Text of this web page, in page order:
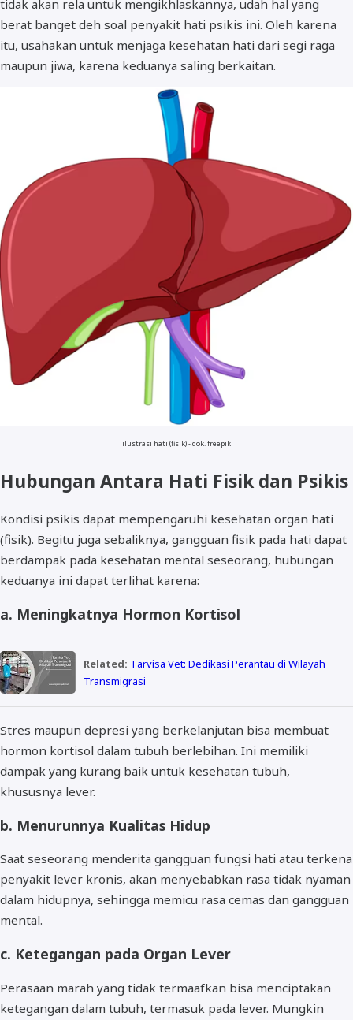
tidak akan rela untuk mengikhlaskannya, udah hal yang
berat banget deh soal penyakit hati psikis ini. Oleh karena
itu, usahakan untuk menjaga kesehatan hati dari segi raga
maupun jiwa, karena keduanya saling berkaitan.
ilustrasi hati (fisik) - dok. freepik
Hubungan Antara Hati Fisik dan Psikis
Kondisi psikis dapat mempengaruhi kesehatan organ hati
(fisik). Begitu juga sebaliknya, gangguan fisik pada hati dapat
berdampak pada kesehatan mental seseorang, hubungan
keduanya ini dapat terlihat karena:
a. Meningkatnya Hormon Kortisol
Related: Farvisa Vet: Dedikasi Perantau di Wilayah
Transmigrasi
Stres maupun depresi yang berkelanjutan bisa membuat
hormon kortisol dalam tubuh berlebihan. Ini memiliki
dampak yang kurang baik untuk kesehatan tubuh,
khususnya lever.
b. Menurunnya Kualitas Hidup
Saat seseorang menderita gangguan fungsi hati atau terkena
penyakit lever kronis, akan menyebabkan rasa tidak nyaman
dalam hidupnya, sehingga memicu rasa cemas dan gangguan
mental.
c. Ketegangan pada Organ Lever
Perasaan marah yang tidak termaafkan bisa menciptakan
ketegangan dalam tubuh, termasuk pada lever. Mungkin